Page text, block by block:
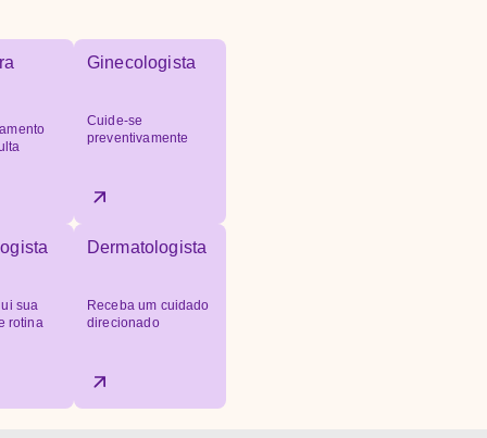
Ginecologista
Cuide-se
preventivamente
sua
rotina
Dermatologista
Receba um cuidado
direcionado